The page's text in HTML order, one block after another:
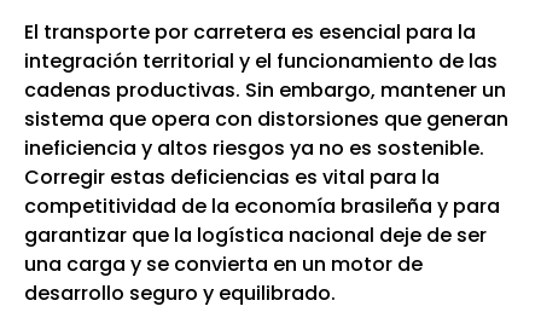
El transporte por carretera es esencial para la
integración territorial y el funcionamiento de las
cadenas productivas. Sin embargo, mantener un
sistema que opera con distorsiones que generan
ineficiencia y altos riesgos ya no es sostenible.
Corregir estas deficiencias es vital para la
competitividad de la economía brasileña y para
garantizar que la logística nacional deje de ser
una carga y se convierta en un motor de
desarrollo seguro y equilibrado.